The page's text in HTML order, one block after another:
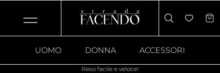
UOMO DONNA ACCESSORI
Reso facile e veloce!